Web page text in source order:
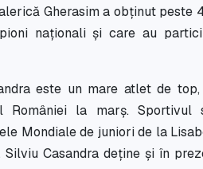
Gherasim a obţinut
naţionali şi care au
este un mare atlet de
României la marş.
Mondiale de juniori de la
Silviu Casandra deţine şi în